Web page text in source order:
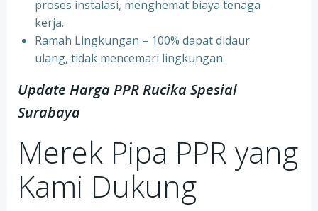
proses instalasi, menghemat biaya tenaga
kerja.
⁠Ramah Lingkungan – 100% dapat didaur
ulang, tidak mencemari lingkungan.
Update Harga PPR Rucika Spesial
Surabaya
Merek Pipa PPR yang
Kami Dukung